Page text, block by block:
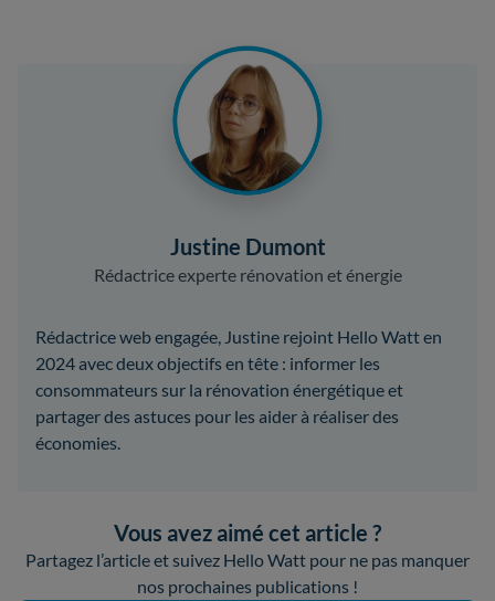
Justine Dumont
Rédactrice experte rénovation et énergie
Rédactrice web engagée, Justine rejoint Hello Watt en
2024 avec deux objectifs en tête : informer les
consommateurs sur la rénovation énergétique et
partager des astuces pour les aider à réaliser des
économies.
Vous avez aimé cet article ?
Partagez l’article et suivez Hello Watt pour ne pas manquer
nos prochaines publications !